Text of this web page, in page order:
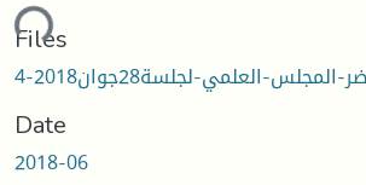
Files
Date
2018-06